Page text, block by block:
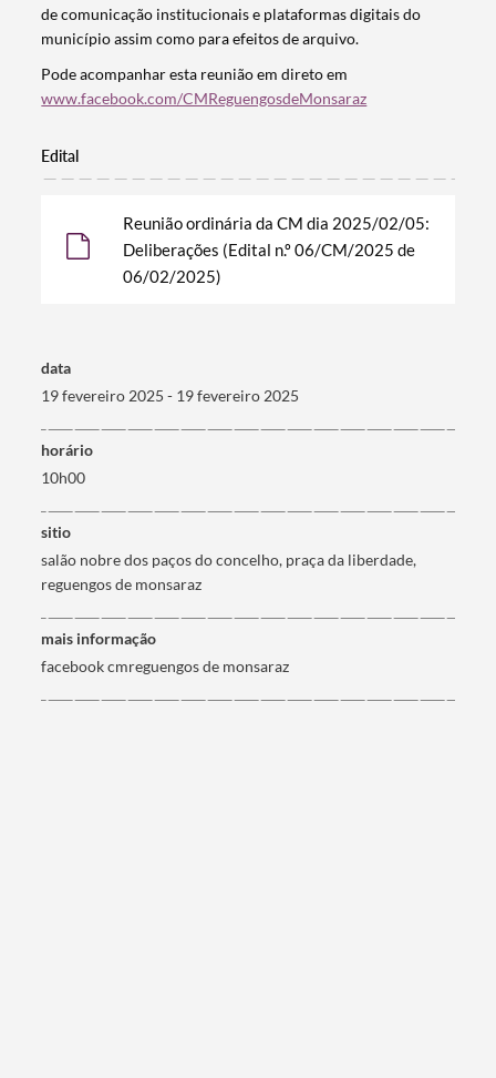
de comunicação institucionais e plataformas digitais do
município assim como para efeitos de arquivo.
Pode acompanhar esta reunião em direto em
www.facebook.com/CMReguengosdeMonsaraz
Edital
Reunião ordinária da CM dia 2025/02/05:
Deliberações (Edital n.º 06/CM/2025 de
06/02/2025)
data
19 fevereiro 2025 - 19 fevereiro 2025
horário
10h00
sitio
salão nobre dos paços do concelho, praça da liberdade,
reguengos de monsaraz
mais informação
facebook cmreguengos de monsaraz